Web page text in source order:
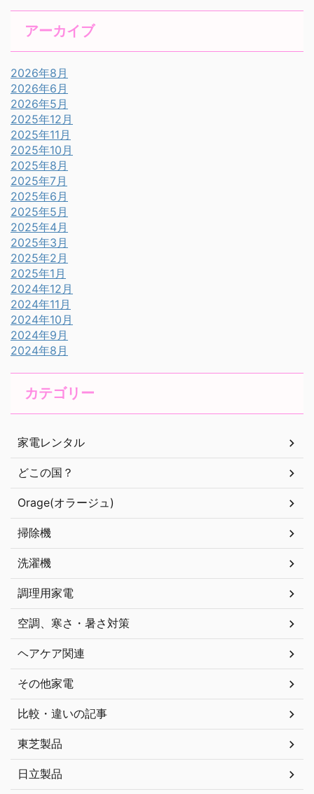
アーカイブ
2026年8月
2026年6月
2026年5月
2025年12月
2025年11月
2025年10月
2025年8月
2025年7月
2025年6月
2025年5月
2025年4月
2025年3月
2025年2月
2025年1月
2024年12月
2024年11月
2024年10月
2024年9月
2024年8月
カテゴリー
家電レンタル
どこの国？
Orage(オラージュ)
掃除機
洗濯機
調理用家電
空調、寒さ・暑さ対策
ヘアケア関連
その他家電
比較・違いの記事
東芝製品
日立製品